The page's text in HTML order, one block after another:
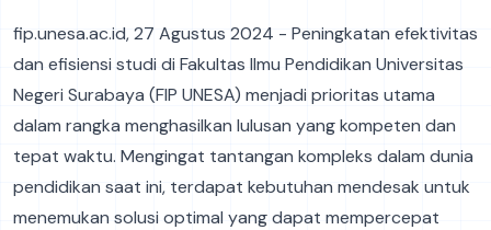
fip.unesa.ac.id, 27 Agustus 2024 - Peningkatan efektivitas
dan efisiensi studi di Fakultas Ilmu Pendidikan Universitas
Negeri Surabaya (FIP UNESA) menjadi prioritas utama
dalam rangka menghasilkan lulusan yang kompeten dan
tepat waktu. Mengingat tantangan kompleks dalam dunia
pendidikan saat ini, terdapat kebutuhan mendesak untuk
menemukan solusi optimal yang dapat mempercepat